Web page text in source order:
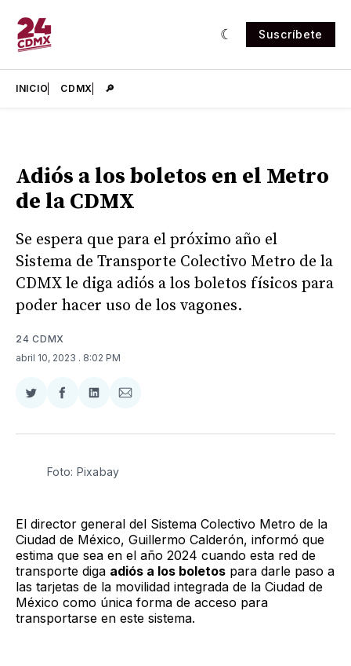
Suscríbete
INICIO CDMX 🔎
Adiós a los boletos en el Metro
de la CDMX
Se espera que para el próximo año el
Sistema de Transporte Colectivo Metro de la
CDMX le diga adiós a los boletos físicos para
poder hacer uso de los vagones.
24 CDMX
abril 10, 2023 . 8:02 PM
Compartir
Twitter
Compartir
Facebook
Compartir
LinkedIn
Compartir
Email
Foto: Pixabay
El director general del Sistema Colectivo Metro de la
Ciudad de México, Guillermo Calderón, informó que
estima que sea en el año 2024 cuando esta red de
transporte diga adiós a los boletos para darle paso a
las tarjetas de la movilidad integrada de la Ciudad de
México como única forma de acceso para
transportarse en este sistema.